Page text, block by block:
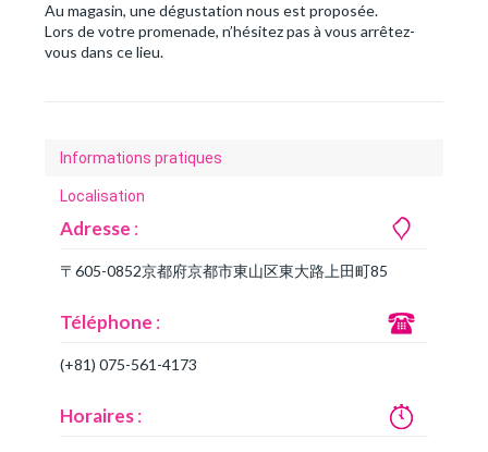
Au magasin, une dégustation nous est proposée.
Lors de votre promenade, n’hésitez pas à vous arrêtez-
vous dans ce lieu.
Informations pratiques
Localisation
Adresse :
〒605-0852京都府京都市東山区東大路上田町85
Téléphone :
(+81) 075-561-4173
Horaires: